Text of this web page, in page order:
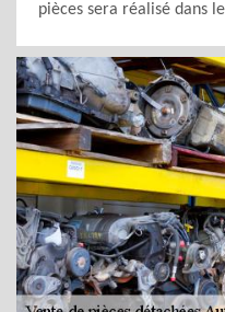
pièces sera réalisé dans